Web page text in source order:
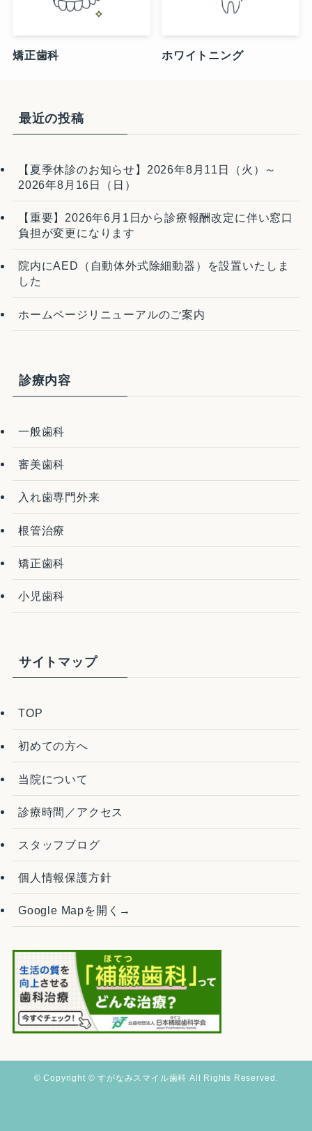
矯正歯科 ホワイトニング
最近の投稿
【夏季休診のお知らせ】2026年8月11日（火）～
2026年8月16日（日）
【重要】2026年6月1日から診療報酬改定に伴い窓口
負担が変更になります
院内にAED（自動体外式除細動器）を設置いたしま
した
ホームページリニューアルのご案内
診療内容
一般歯科
審美歯科
入れ歯専門外来
根管治療
矯正歯科
小児歯科
サイトマップ
TOP
初めての方へ
当院について
診療時間／アクセス
スタッフブログ
個人情報保護方針
Google Mapを開く→
© Copyright © すがなみスマイル歯科 All Rights Reserved.